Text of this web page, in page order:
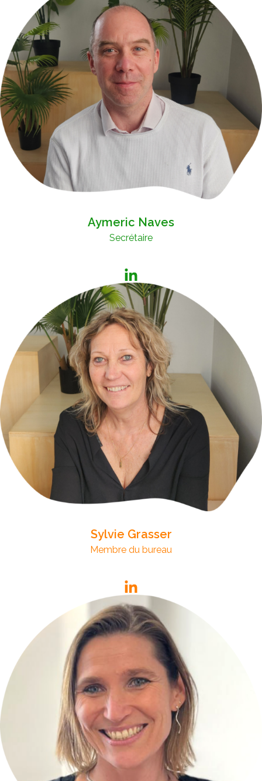
Aymeric Naves
Secrétaire
Sylvie Grasser
Membre du bureau